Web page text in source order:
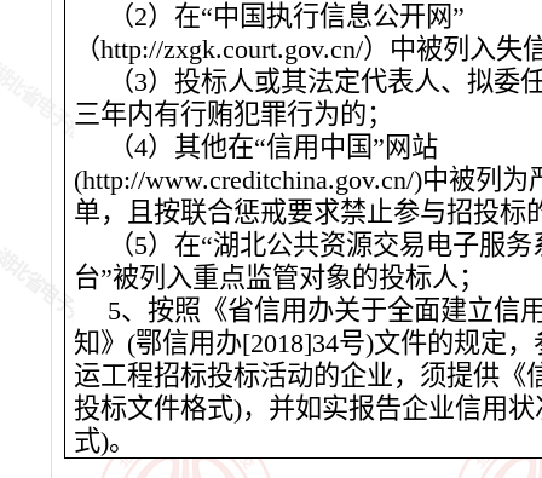
（2）在“中国执行信息公开网”
（http://zxgk.court.gov.cn/）中被列入
（3）投标人或其法定代表人、拟委
三年内有行贿犯罪行为的；
（4）其他在“信用中国”网站
(http://www.creditchina.gov.cn/)中被列
单，且按联合惩戒要求禁止参与招投标
（5）在“湖北公共资源交易电子服
台”被列入重点监管对象的投标人；
5、按照《省信用办关于全面建立信
知》(鄂信用办[2018]34号)文件的规定
运工程招标投标活动的企业，须提供《
投标文件格式)，并如实报告企业信用
式)。